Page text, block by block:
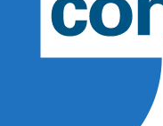
PLM(m/